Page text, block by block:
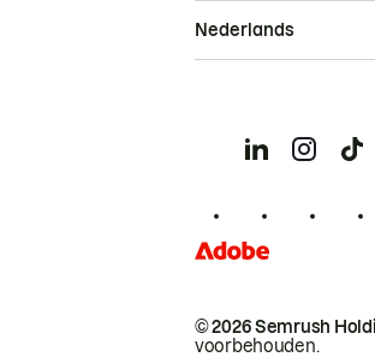
© 2026 Semrush
voorbehouden.
Nederlands